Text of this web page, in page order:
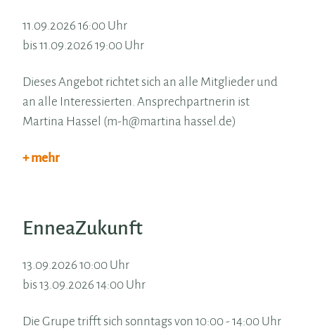
11.09.2026 16:00 Uhr
bis 11.09.2026 19:00 Uhr
Dieses Angebot richtet sich an alle Mitglieder und
an alle Interessierten. Ansprechpartnerin ist
Martina Hassel (m-h@martina hassel.de)
+ mehr
EnneaZukunft
13.09.2026 10:00 Uhr
bis 13.09.2026 14:00 Uhr
Die Grupe trifft sich sonntags von 10:00 - 14:00 Uhr